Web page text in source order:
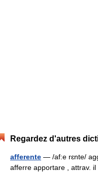
Regardez d'autres
afferente — /af:e rɛnte/
afferre apportare , attrav.